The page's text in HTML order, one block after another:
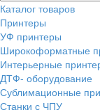
Каталог товаров
Принтеры
УФ принтеры
Широкоформатные
Интерьерные
ДТФ- оборудование
Сублимационные
Станки с ЧПУ